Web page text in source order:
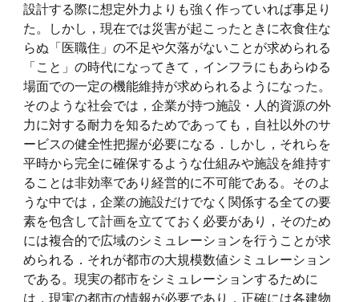
設計する際に想定外力よりも強く作っていれば事足り
た。しかし，現在では災害が起こったときに衣食住な
らぬ「医職住」の不足や欠落がないことが求められる
「こと」の時代になってきて，インフラにもあらゆる
場面での一定の機能維持が求められるようになった。
そのような社会では，企業が持つ施設・人的資源の外
力に対する耐力を知るためであっても，自社以外のサ
ービスの健全性把握が必要になる．しかし，それらを
平時から完全に確保するような仕組みや施設を維持す
ることは非効率であり経営的に不可能である。そのよ
うな中では，企業の施設だけでなく関係する全ての要
素を包含して計画を立てておく必要があり，そのため
には複合的で広域のシミュレーションを行うことが求
められる．それが都市の大規模数値シミュレーション
である。現実の都市をシミュレーションするために
は，現実の都市の情報が必要であり，正確には各建物